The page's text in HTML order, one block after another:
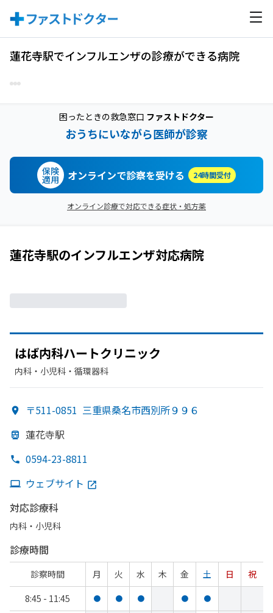
蓮花寺駅でインフルエンザの診療ができる病院
困ったときの救急窓口 ファストドクター
おうちにいながら医師が診察
保険
適用 オンラインで診察を受ける 24時間受付
オンライン診療で対応できる症状・処方薬
蓮花寺駅のインフルエンザ対応病院
はば内科ハートクリニック
内科・​小児科・​循環器科
〒511-0851 三重県桑名市西別所９９６
蓮花寺駅
0594-23-8811
ウェブサイト
対応診療科
内科・​小児科
診療時間
診察時間 月 火 水 木 金 土 日
祝
8:45 - 11:45
● ● ● ● ●